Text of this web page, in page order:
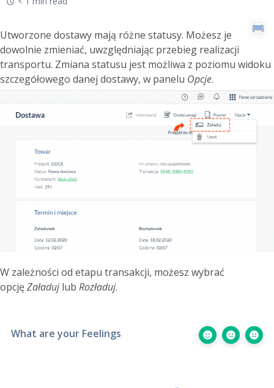
Utworzone dostawy mają różne statusy. Możesz je
dowolnie zmieniać, uwzględniając przebieg realizacji
transportu. Zmiana statusu jest możliwa z poziomu widoku
szczegółowego danej dostawy, w panelu Opcje.
W zależności od etapu transakcji, możesz wybrać
opcjęZaładuj lub Rozładuj.
What are your Feelings